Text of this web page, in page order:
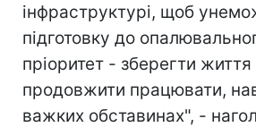
інфраструктурі, щоб
підготовку до
пріоритет - зберегти
продовжити працювати,
важких обставинах", -